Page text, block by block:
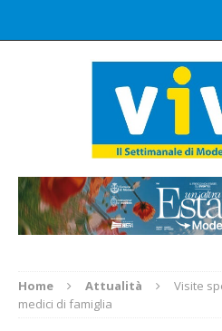
Home Attualità
Visite
medici di famiglia